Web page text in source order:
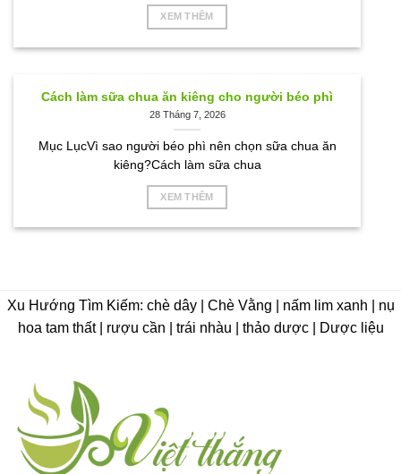
XEM THÊM
Cách làm sữa chua ăn kiêng cho người béo phì
28 Tháng 7, 2026
Mục LụcVì sao người béo phì nên chọn sữa chua ăn
kiêng?Cách làm sữa chua
XEM THÊM
Xu Hướng Tìm Kiếm: chè dây | Chè Vằng | nấm lim xanh | nụ
hoa tam thất | rượu cần | trái nhàu | thảo dược | Dược liệu